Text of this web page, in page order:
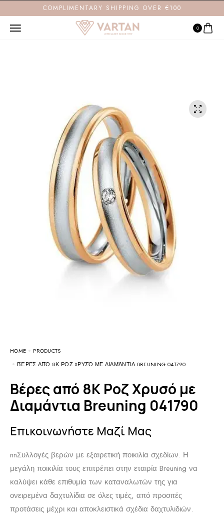
COMPLIMENTARY SHIPPING OVER €100
0
HOME
PRODUCTS
ΒΈΡΕΣ ΑΠΌ 8Κ ΡΟΖ XΡΥΣΌ ΜΕ ΔΙΑΜΆΝΤΙΑ BREUNING 041790
Βέρες από 8Κ Ροζ Xρυσό με
Διαμάντια Breuning 041790
Επικοινωνήστε Μαζί Μας
nnΣυλλογές βερών με εξαιρετική ποικιλία σχεδίων. Η
μεγάλη ποικιλία τους επιτρέπει στην εταιρία Breuning να
καλύψει κάθε επιθυμία των καταναλωτών της για
ονειρεμένα δαχτυλίδια σε όλες τιμές, από προσιτές
προτάσεις μέχρι και αποκλειστικά σχέδια δαχτυλιδιών.